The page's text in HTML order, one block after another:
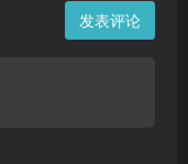
发表评论